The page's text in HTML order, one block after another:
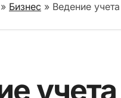
» Бизнес » Ведение